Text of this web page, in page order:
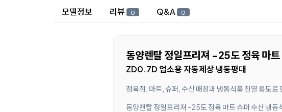
상세 정보
모델정보 리뷰 0 Q&A 0
동양렌탈 정일프리져 -25도 정육 마
ZD0.7D 업소용 자동제상 냉동평대
정육점, 마트, 슈퍼, 수산 매장과 냉동식품 진열 용도
동양렌탈 정일프리져 -25도 정육 마트 슈퍼 수산 냉